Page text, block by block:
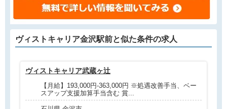
ヴィストキャリア金沢駅前と似た条件の求人
ヴィストキャリア武蔵ヶ辻
【月給】193,000円-363,000円 ※処遇改善手当、ベー
スアップ支援加算手当含む 賞...